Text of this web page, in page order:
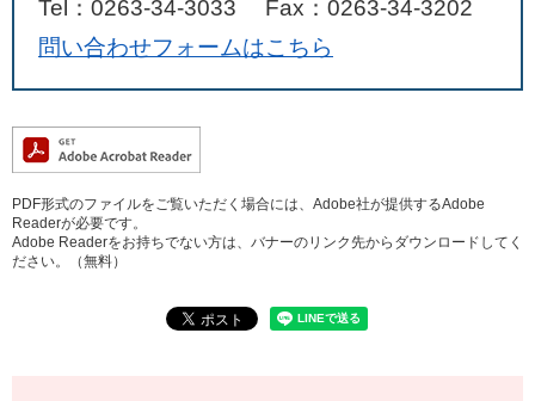
Tel：0263-34-3033
Fax：0263-34-3202
問い合わせフォームはこちら
PDF形式のファイルをご覧いただく場合には、Adobe社が提供するAdobe
Readerが必要です。
Adobe Readerをお持ちでない方は、バナーのリンク先からダウンロードしてく
ださい。（無料）